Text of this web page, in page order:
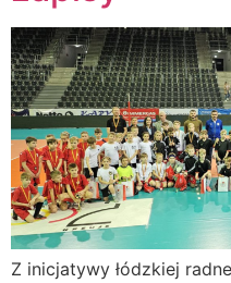
Z inicjatywy łódzkiej